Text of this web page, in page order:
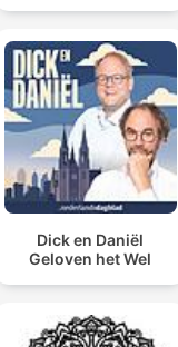
Dick en Daniël
Geloven het Wel